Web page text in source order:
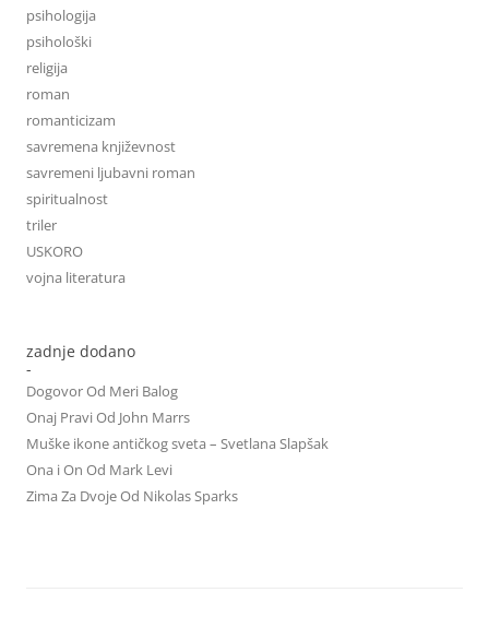
psihologija
psihološki
religija
roman
romanticizam
savremena književnost
savremeni ljubavni roman
spiritualnost
triler
USKORO
vojna literatura
zadnje dodano
-
Dogovor Od Meri Balog
Onaj Pravi Od John Marrs
Muške ikone antičkog sveta – Svetlana Slapšak
Ona i On Od Mark Levi
Zima Za Dvoje Od Nikolas Sparks